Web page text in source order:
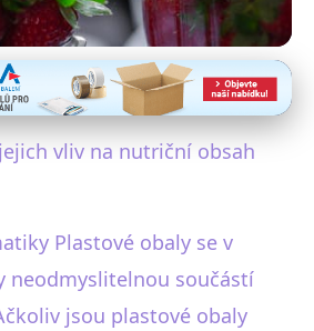
Obaly Ovlivňují
Potravin?
vliv na nutriční obsah
Plastové obaly se v
neodmyslitelnou součástí
jsou plastové obaly